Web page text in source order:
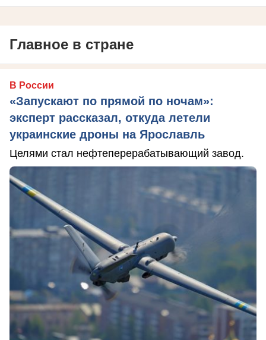
Главное в стране
В России
«Запускают по прямой по ночам»:
эксперт рассказал, откуда летели
украинские дроны на Ярославль
Целями стал нефтеперерабатывающий завод.